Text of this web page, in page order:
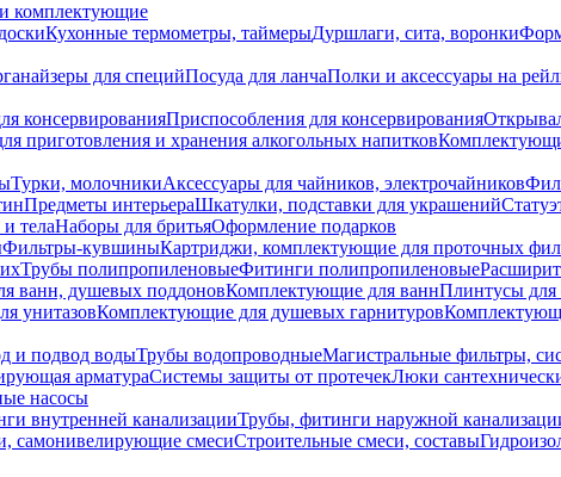
комплектующие
Кухонные термометры, таймерыДуршлаги, сита, воронки
для специйПосуда для ланчаПолки и аксессуары на
консервированияПриспособления для консервирования
приготовления и хранения алкогольных напитков
Турки, молочникиАксессуары для чайников, электрочайников
Предметы интерьераШкатулки, подставки для украшений
телаНаборы для бритьяОформление подарков
Фильтры-кувшиныКартриджи, комплектующие для проточных
Трубы полипропиленовыеФитинги полипропиленовые
ванн, душевых поддоновКомплектующие для ваннПлинтусы для
унитазовКомплектующие для душевых гарнитуров
и подвод водыТрубы водопроводныеМагистральные фильтры,
арматураСистемы защиты от протечекЛюки
насосы
внутренней канализацииТрубы, фитинги наружной
самонивелирующие смесиСтроительные смеси, составы